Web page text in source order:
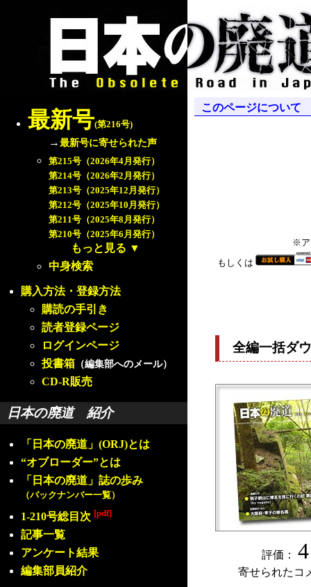
最新号(第216号)
→最新号に寄せられた声
第215号（2026年4月発行）
第214号（2026年2月発行）
第213号（2025年12月発行）
第212号（2025年10月発行）
第211号（2025年8月発行）
第210号（2025年6月発行）
もっと見る ▼
中身検索
購入方法・登録方法
購読の手引き
読者登録ページ
ログインページ
投書箱 （編集部へのメール）
CD-R販売
日本の廃道 紹介
「日本の廃道」(ORJ)とは
“オブローダー”とは
「日本の廃道」誌の歩み
（バックナンバー一覧）
1-210号総目次 [pdf]
記事一覧
アンケート結果
編集部員紹介
このページについて
※ア
もしくは
全編一括ダ
評価： 4
寄せられたコ